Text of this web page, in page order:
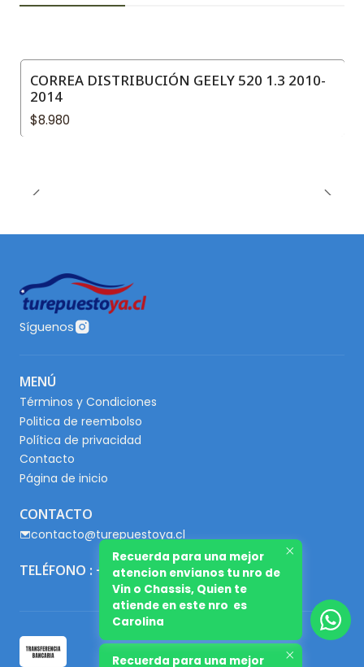
CORREA DISTRIBUCIÓN GEELY 520 1.3 2010-
2014
$8.980
Síguenos
MENÚ
Términos y Condiciones
Politica de reembolso
Política de privacidad
Contacto
Página de inicio
CONTACTO
contacto@turepuestoya.cl
TELÉFONO : +56 9 65667345
Recuerda para una mejor
Recuerda para una mejor
atencion envianos tu nro de
Vin o Chassis, Quien te
atiende en este nro es
Carolina